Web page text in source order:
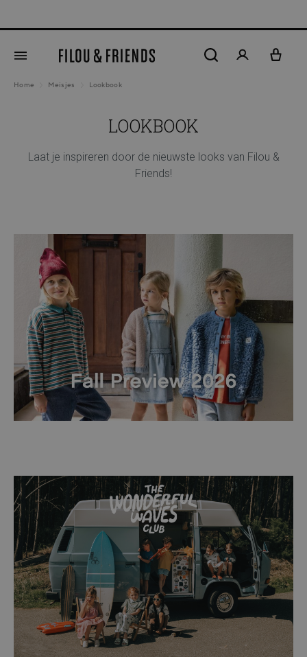
Home Meisjes Lookbook
LOOKBOOK
Laat je inspireren door de nieuwste looks van Filou &
Friends!